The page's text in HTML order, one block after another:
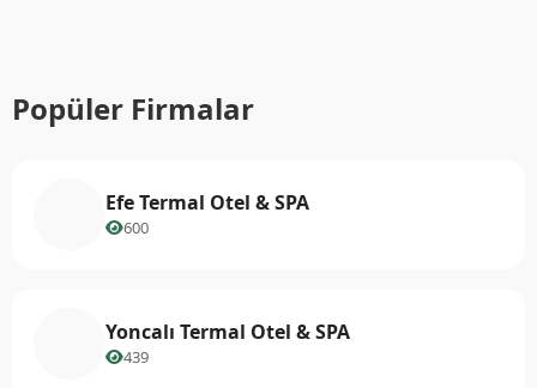
Popüler Firmalar
Efe Termal Otel & SPA
600
Yoncalı Termal Otel & SPA
439